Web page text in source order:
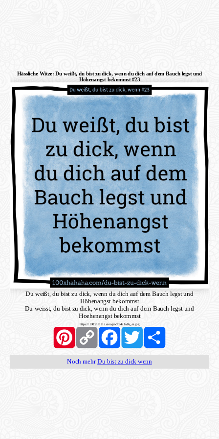
Hässliche Witze: Du weißt, du bist zu dick, wenn du dich auf dem Bauch legst und
Höhenangst bekommst #23
Du weißt, du bist zu dick, wenn du dich auf dem Bauch legst und
Höhenangst bekommst
Du weisst, du bist zu dick, wenn du dich auf dem Bauch legst und
Hoehenangst bekommst
https://100xhahaha.com/pic!f1421a16_ss.jpg
PinterestCopy
Link
FacebookTwitter Share
Noch mehrDu bist zu dick wenn